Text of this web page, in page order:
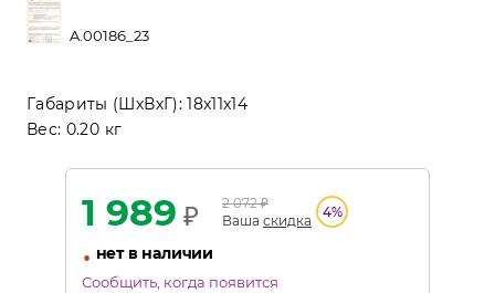
A.00186_23
Габариты (ШхВхГ):18x11x14
Вес: 0.20 кг
1 989 ₽ 2 072₽
Ваша скидка
4%
• нет в наличии
Сообщить, когда появится